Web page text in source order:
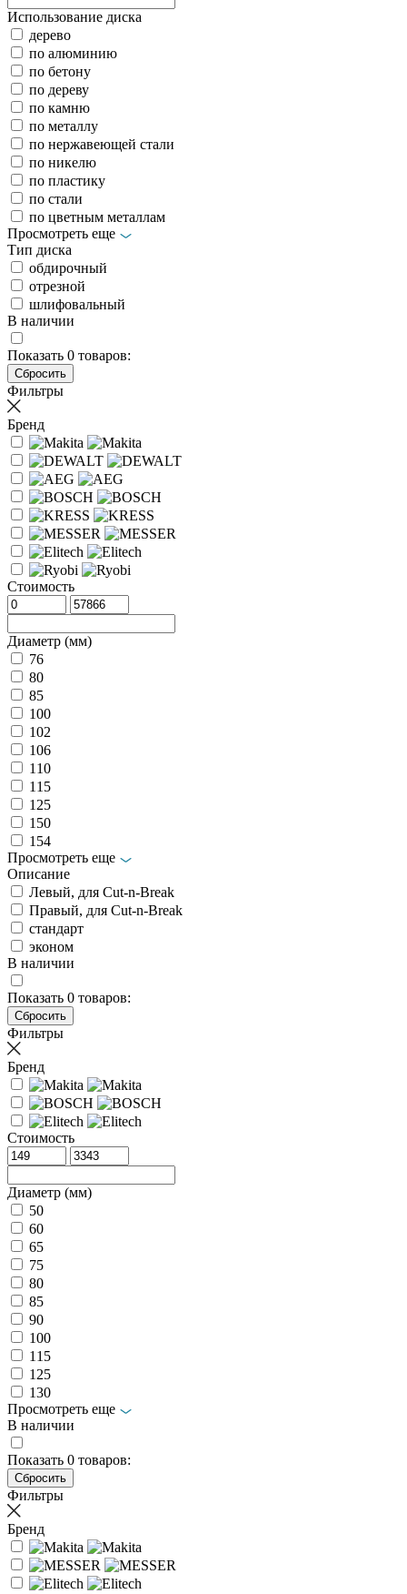
Использование диска
дерево
по алюминию
по бетону
по дереву
по камню
по металлу
по нержавеющей стали
по никелю
по пластику
по стали
по цветным металлам
Просмотреть еще
Тип диска
обдирочный
отрезной
шлифовальный
В наличии
Показать 0 товаров:
Фильтры
Бренд
Стоимость
Диаметр (мм)
76
80
85
100
102
106
110
115
125
150
154
Просмотреть еще
Описание
Левый, для Cut-n-Break
Правый, для Cut-n-Break
стандарт
эконом
В наличии
Показать 0 товаров:
Фильтры
Бренд
Стоимость
Диаметр (мм)
50
60
65
75
80
85
90
100
115
125
130
Просмотреть еще
В наличии
Показать 0 товаров:
Фильтры
Бренд